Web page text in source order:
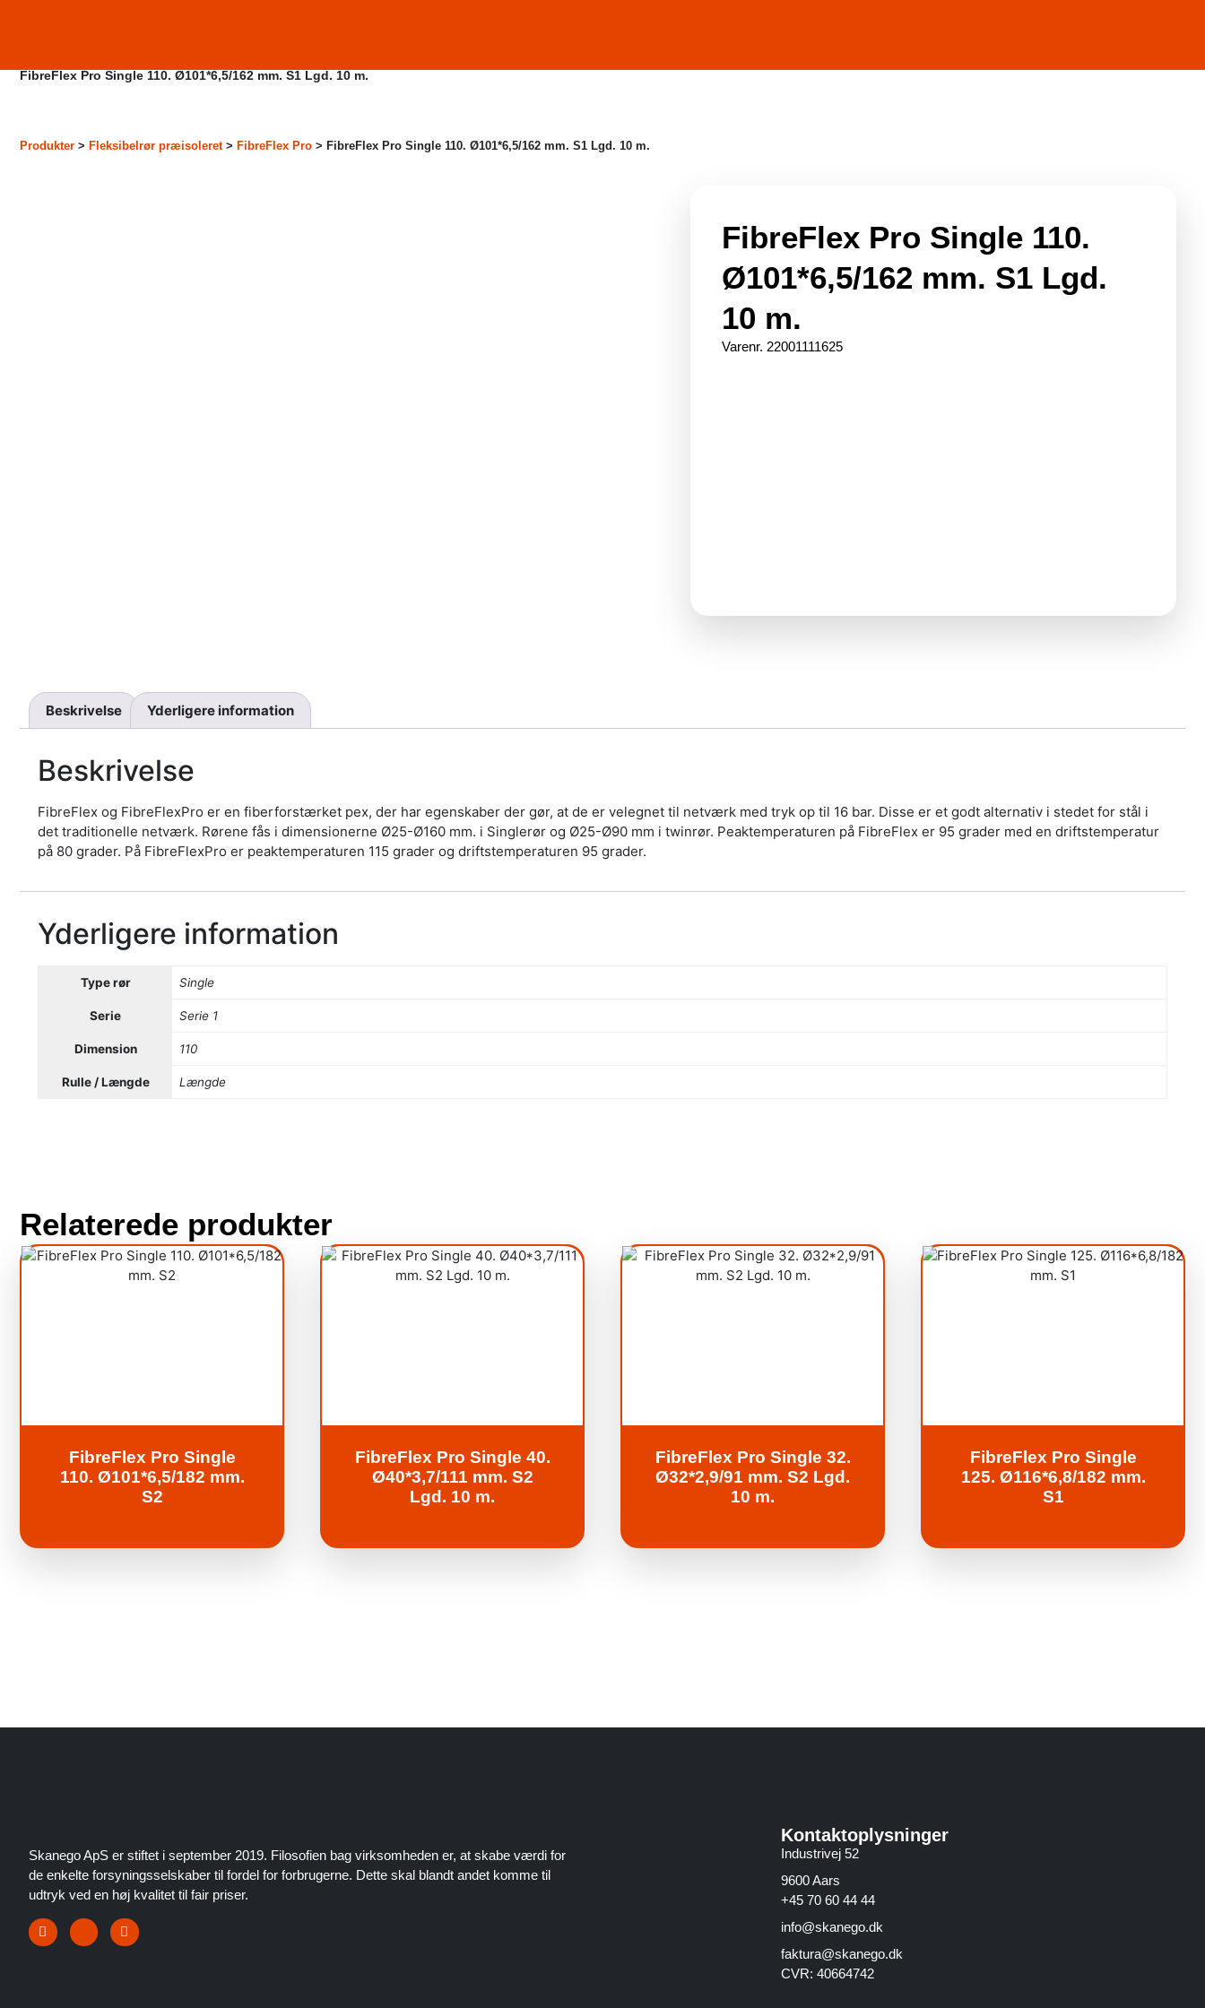
FibreFlex Pro Single 110. Ø101*6,5/162 mm. S1 Lgd. 10 m.
Produkter Fleksibelrør præisoleret FibreFlex Pro FibreFlex Pro Single 110. Ø101*6,5/162 mm. S1 Lgd. 10 m.
FibreFlex Pro Single 110.
Ø101*6,5/162 mm. S1 Lgd.
10 m.
Varenr. 22001111625
Beskrivelse Yderligere information
Beskrivelse
FibreFlex og FibreFlexPro er en fiberforstærket pex, der har egenskaber der gør, at de er velegnet til netværk med tryk op til 16 bar. Disse er et godt alternativ i stedet for stål i
det traditionelle netværk. Rørene fås i dimensionerne Ø25-Ø160 mm. i Singlerør og Ø25-Ø90 mm i twinrør. Peaktemperaturen på FibreFlex er 95 grader med en driftstemperatur
på 80 grader. På FibreFlexPro er peaktemperaturen 115 grader og driftstemperaturen 95 grader.
Yderligere information
Type rør Single
Serie Serie 1
Dimension 110
Rulle / Længde Længde
Relaterede produkter
FibreFlex Pro Single
110. Ø101*6,5/182 mm.
S2
FibreFlex Pro Single 40.
Ø40*3,7/111 mm. S2
Lgd. 10 m.
FibreFlex Pro Single 32.
Ø32*2,9/91 mm. S2 Lgd.
10 m.
FibreFlex Pro Single
125. Ø116*6,8/182 mm.
S1
Skanego ApS er stiftet i september 2019. Filosofien bag virksomheden er, at skabe værdi for
de enkelte forsyningsselskaber til fordel for forbrugerne. Dette skal blandt andet komme til
udtryk ved en høj kvalitet til fair priser.
Kontaktoplysninger
Industrivej 52
9600 Aars
+45 70 60 44 44
info@skanego.dk
faktura@skanego.dk
CVR: 40664742